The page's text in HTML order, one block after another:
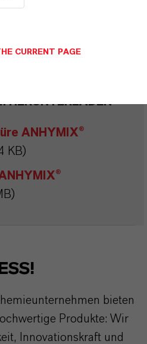
HERUNTERLADEN
ANHYMIX®
KB)
bieten
Produkte: Wir
Innovationskraft und
CURRENT PAGE